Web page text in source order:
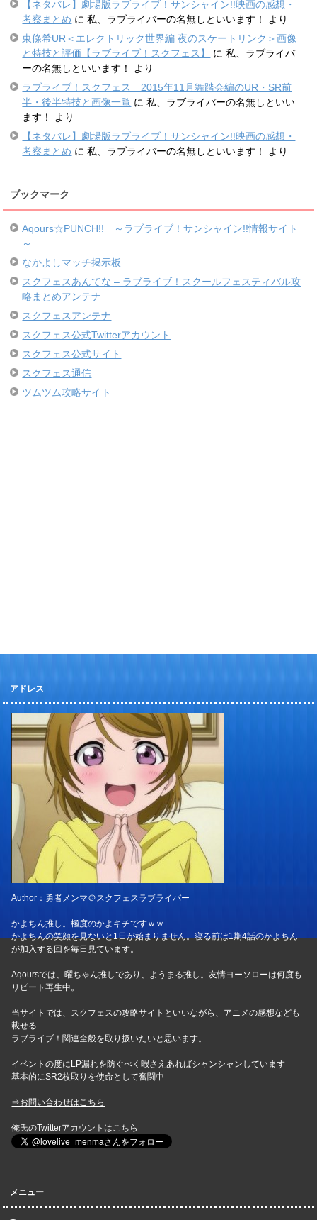
【ネタバレ】劇場版ラブライブ！サンシャイン!!映画の感想・
考察まとめ に私、ラブライバーの名無しといいます！
より
東條希UR＜エレクトリック世界編 夜のスケートリンク＞画像
と特技と評価【ラブライブ！スクフェス】
に私、ラブライバ
ーの名無しといいます！
より
ラブライブ！スクフェス 2015年11月舞踏会編のUR・SR前
半・後半特技と画像一覧 に私、ラブライバーの名無しといい
ます！
より
【ネタバレ】劇場版ラブライブ！サンシャイン!!映画の感想・
考察まとめ に私、ラブライバーの名無しといいます！ より
ブックマーク
Aqours☆PUNCH!! ～ラブライブ！サンシャイン!!情報サイト
～
なかよしマッチ掲示板
スクフェスあんてな – ラブライブ！スクールフェスティバル攻
略まとめアンテナ
スクフェスアンテナ
スクフェス公式Twitterアカウント
スクフェス公式サイト
スクフェス通信
ツムツム攻略サイト
アドレス
Author：勇者メンマ＠スクフェスラブライバー
かよちん推し。極度のかよキチですｗｗ
かよちんの笑顔を見ないと1日が始まりません。寝る前は1期4話のかよちん
が加入する回を毎日見ています。
Aqoursでは、曜ちゃん推しであり、ようまる推し。友情ヨーソローは何度も
リピート再生中。
当サイトでは、スクフェスの攻略サイトといいながら、アニメの感想なども
載せる
ラブライブ！関連全般を取り扱いたいと思います。
イベントの度にLP漏れを防ぐべく暇さえあればシャンシャンしています
基本的にSR2枚取りを使命として奮闘中
⇒お問い合わせはこちら
俺氏のTwitterアカウントはこちら
メニュー